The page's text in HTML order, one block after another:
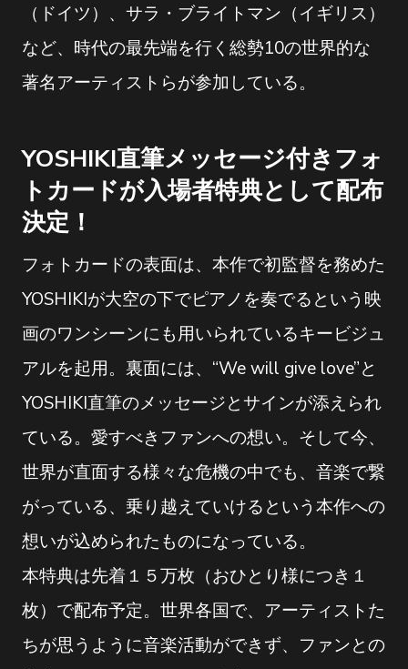
（ドイツ）、サラ・ブライトマン（イギリス）
など、時代の最先端を行く総勢10の世界的な
著名アーティストらが参加している。
YOSHIKI直筆メッセージ付きフォ
トカードが入場者特典として配布
決定！
フォトカードの表面は、本作で初監督を務めた
YOSHIKIが大空の下でピアノを奏でるという映
画のワンシーンにも用いられているキービジュ
アルを起用。裏面には、“We will give love”と
YOSHIKI直筆のメッセージとサインが添えられ
ている。愛すべきファンへの想い。そして今、
世界が直面する様々な危機の中でも、音楽で繋
がっている、乗り越えていけるという本作への
想いが込められたものになっている。
本特典は先着１５万枚（おひとり様につき１
枚）で配布予定。世界各国で、アーティストた
ちが思うように音楽活動ができず、ファンとの